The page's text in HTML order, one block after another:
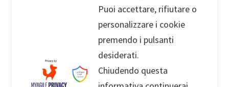
Droghe E Guida: Non Basta Il Test
Positivo Per Sospendere La Patente
Tutela Del Debito. Richieste Di
Pagamento Da Società Finanziarie:
Puoi accettare, rifiutare o
personalizzare i cookie
premendo i pulsanti
desiderati.
Chiudendo questa